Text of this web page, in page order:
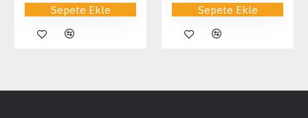
Sepete Ekle Sepete Ekle